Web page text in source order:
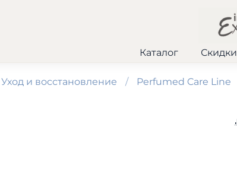
Каталог Скидки
Уход и восстановление Perfumed Care Line